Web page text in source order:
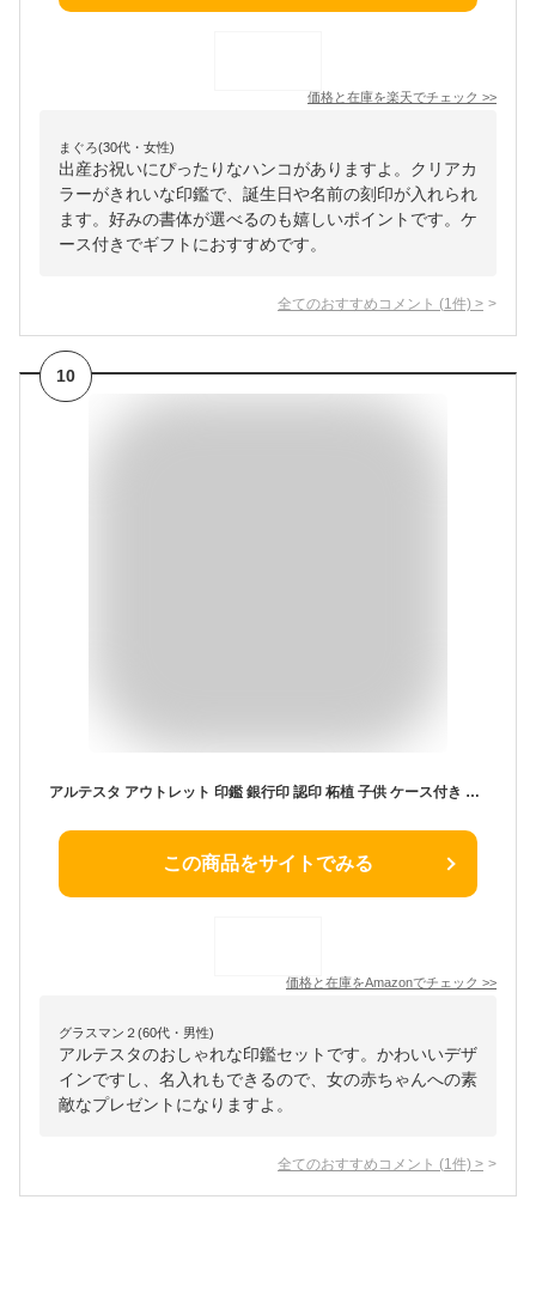
価格と在庫を楽天でチェック >>
まぐろ(30代・女性)
出産お祝いにぴったりなハンコがありますよ。クリアカ
ラーがきれいな印鑑で、誕生日や名前の刻印が入れられ
ます。好みの書体が選べるのも嬉しいポイントです。ケ
ース付きでギフトにおすすめです。
全てのおすすめコメント (1 件) >
10
アルテスタ アウトレット 印鑑 銀行印 認印 柘植 子供 ケース付き 女性 セット かわいい 名入れ 刻印 出産祝い ギフト お年玉 貯金 出生体重貯金 赤ちゃん 男の子 女の子 NAME (ピンク（オリジナルケース）)
この商品をサイトでみる
価格と在庫をAmazonでチェック >>
グラスマン２(60代・男性)
アルテスタのおしゃれな印鑑セットです。かわいいデザ
インですし、名入れもできるので、女の赤ちゃんへの素
敵なプレゼントになりますよ。
全てのおすすめコメント (1 件) >